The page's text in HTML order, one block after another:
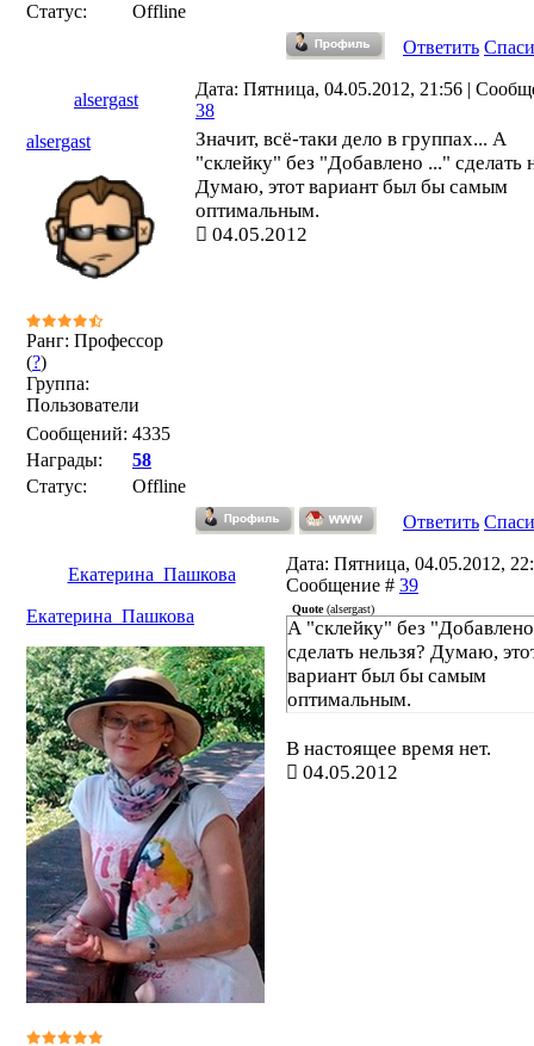
Статус:
Offline
Ответить
alsergast
Дата: Пятница, 04.05.2012, 21:56 |
38
alsergast
Ранг: Профессор
(?)
Группа:
Пользователи
Сообщений: 4335
Награды:
58
Статус:
Offline
Значит, всё-таки дело в группах... А
"склейку" без "Добавлено ..." сделать
Думаю, этот вариант был бы самым
оптимальным.
04.05.2012
Ответить
Екатерина_Пашкова
Дата: Пятница, 04.05.2012,
Сообщение # 39
Екатерина_Пашкова
Quote(alsergast)
А "склейку" без
сделать нельзя? Думаю,
вариант был бы самым
оптимальным.
В настоящее время нет.
04.05.2012